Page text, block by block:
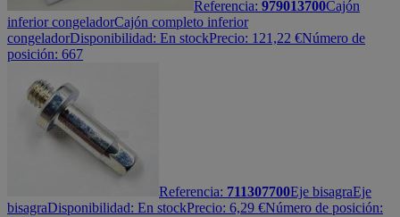
Referencia: 979013700Cajón
inferior congeladorCajón completo inferior
congeladorDisponibilidad: En stockPrecio: 121,22 €Número de
posición: 667
Referencia: 711307700Eje bisagraEje
bisagraDisponibilidad: En stockPrecio: 6,29 €Número de posición: